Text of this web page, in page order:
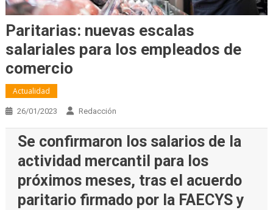
Paritarias: nuevas escalas
salariales para los empleados de
comercio
Actualidad
26/01/2023 Redacción
Se confirmaron los salarios de la
actividad mercantil para los
próximos meses, tras el acuerdo
paritario firmado por la FAECYS y